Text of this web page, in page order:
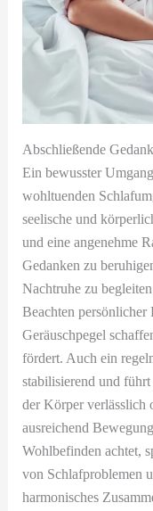
Abschließende
Ein bewusster
wohltuenden
seelische und
und eine angenehme
Gedanken zu
Nachtruhe zu
Beachten
Geräuschpegel
fördert. Auch ein
stabilisierend und
der Körper verlässlich
ausreichend
Wohlbefinden achtet,
von Schlafproblemen
harmonisches